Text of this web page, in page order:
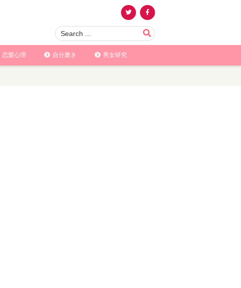
恋愛心理 自分磨き 男女研究